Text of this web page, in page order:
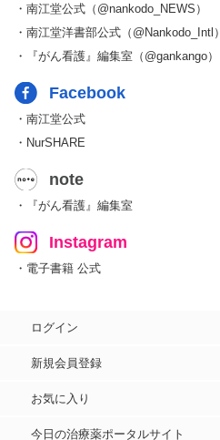
・南江堂公式（@nankodo_NEWS）
・南江堂洋書部公式（@Nankodo_Intl）
・『がん看護』編集室（@gankango）
Facebook
・南江堂公式
・NurSHARE
note
・『がん看護』編集室
Instagram
・電子書籍 公式
ログイン
新規会員登録
お気に入り
今日の治療薬ポータルサイト